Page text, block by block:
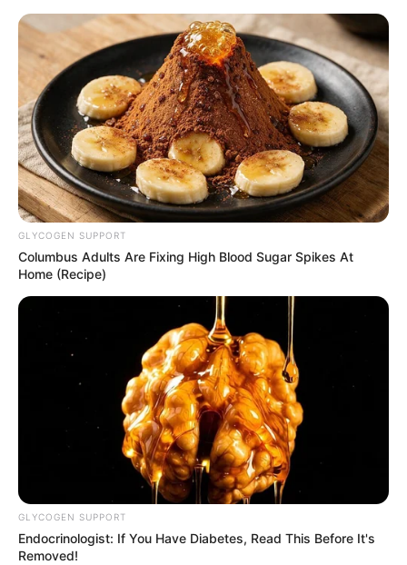
HOME
INSPIRASI
STYLE
FILM &
SERIES
NGAKAK
QUOTES
HYPE
MORE
GLYCOGEN SUPPORT
Columbus Adults Are Fixing High Blood Sugar Spikes At
Home (Recipe)
GLYCOGEN SUPPORT
Endocrinologist: If You Have Diabetes, Read This Before It's
Removed!